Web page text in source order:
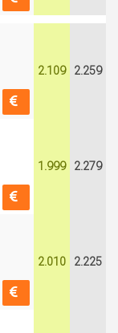
2.109 2.259
1.999 2.279
2.010 2.225